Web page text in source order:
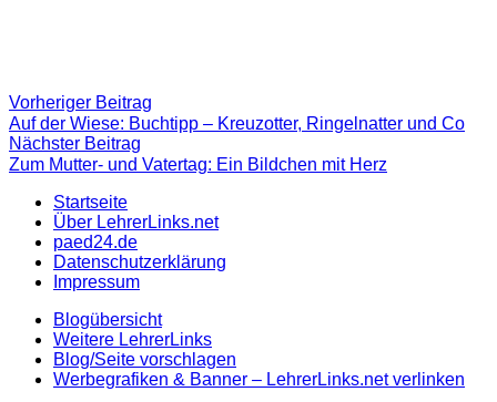
Beitragsnavigation
Vorheriger Beitrag
Beitrag:
Auf der Wiese: Buchtipp – Kreuzotter, Ringelnatter und Co
Nächster Beitrag
Beitrag
Zum Mutter- und Vatertag: Ein Bildchen mit Herz
Startseite
Über LehrerLinks.net
paed24.de
Datenschutzerklärung
Impressum
Blogübersicht
Weitere LehrerLinks
Blog/Seite vorschlagen
Werbegrafiken & Banner – LehrerLinks.net verlinken